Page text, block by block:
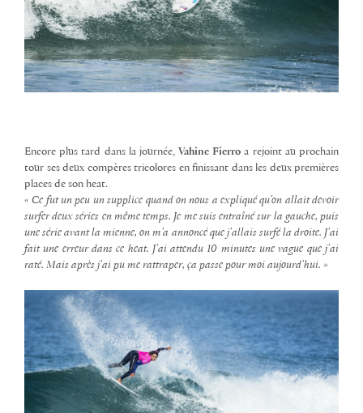
Encore plus tard dans la journée,Vahine Fierro a rejoint au prochain
tour ses deux compères tricolores en finissant dans les deux premières
places de son heat.
«Ce fut un peu un supplice quand on nous a expliqué qu’on allait devoir
surfer deux séries en même temps. Je me suis entraîné sur la gauche, puis
une série avant la mienne, on m’a annoncé que j’allais surfé la droite. J’ai
fait une erreur dans ce heat. J’ai attendu 10 minutes une vague que j’ai
raté. Mais après j’ai pu me rattraper, ça passe pour moi aujourd’hui. »